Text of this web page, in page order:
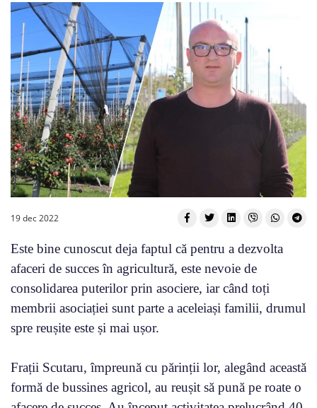
19 dec 2022
Este bine cunoscut deja faptul că pentru a dezvolta
afaceri de succes în agricultură, este nevoie de
consolidarea puterilor prin asociere, iar când toți
membrii asociației sunt parte a aceleiași familii, drumul
spre reușite este și mai ușor.
Frații Scutaru, împreună cu părinții lor, alegând această
formă de bussines agricol, au reușit să pună pe roate o